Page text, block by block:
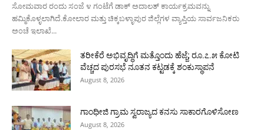
ಸೋಮವಾರ ರಂದು ಸಂಜೆ ೪ ಗಂಟೆಗೆ ಡಾಕ್ ಅದಾಲತ್ ಕಾರ್ಯಕ್ರಮವನ್ನು
ಹಮ್ಮಿಕೊಳ್ಳಲಾಗಿದೆ.ಕೋಲಾರ ಮತ್ತು ಚಿಕ್ಕಬಳ್ಳಾಪುರ ಜಿಲ್ಲೆಗಳ ವ್ಯಾಪ್ತಿಯ ಸಾರ್ವಜನಿಕರು
ಅಂಚೆ ಇಲಾಖೆ...
ತರೀಕೆರೆ ಅಭಿವೃದ್ಧಿಗೆ ಮತ್ತೊಂದು ಹೆಜ್ಜೆ; ರೂ.೭.೫ ಕೋಟಿ
ವೆಚ್ಚದ ಪುರಸಭೆ ನೂತನ ಕಟ್ಟಡಕ್ಕೆ ಶಂಕುಸ್ಥಾಪನೆ
August 8, 2026
ಗಾಂಧೀಜಿ ಗ್ರಾಮ ಸ್ವರಾಜ್ಯದ ಕನಸು ಸಾಕಾರಗೊಳಿಸೋಣ
August 8, 2026